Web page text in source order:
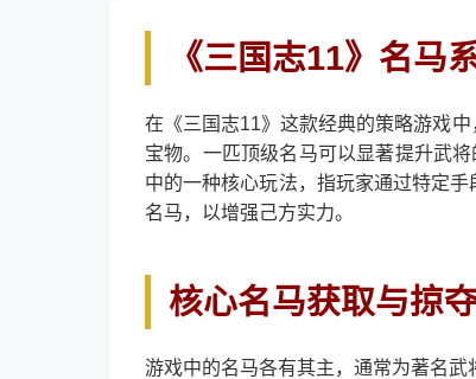
《三国志11》名马
在《三国志11》这款经典的策略游戏
宝物。一匹顶级名马可以显著提升武
中的一种核心玩法，指玩家通过特定
名马，以增强己方实力。
核心名马获取与掠
游戏中的名马各有其主，通常为著名武